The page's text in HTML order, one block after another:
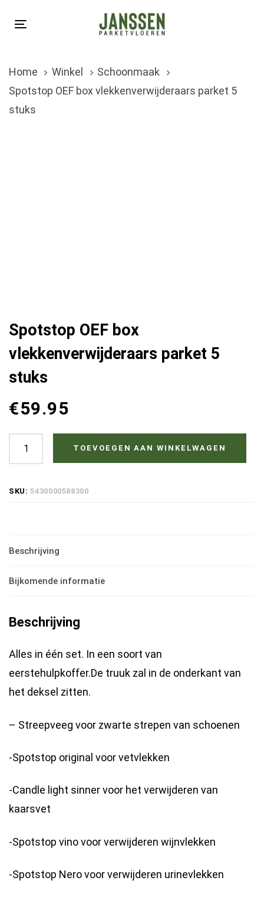
links
navigation
Skip
Toggle
Home
Winkel
Schoonmaak
Spotstop OEF box vlekkenverwijderaars parket 5
stuks
Spotstop OEF box
vlekkenverwijderaars parket 5
stuks
€59.95
Spotstop
OEF
stuks
TOEVOEGEN AAN WINKELWAGEN
SKU: 5430000588300
Beschrijving
Bijkomende informatie
Beschrijving
Alles in één set. In een soort van
eerstehulpkoffer.De truuk zal in de onderkant van
het deksel zitten.
– Streepveeg voor zwarte strepen van schoenen
-Spotstop original voor vetvlekken
-Candle light sinner voor het verwijderen van
kaarsvet
-Spotstop vino voor verwijderen wijnvlekken
-Spotstop Nero voor verwijderen urinevlekken